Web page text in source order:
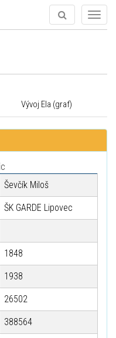
Vývoj Ela (graf)
Ševčík Miloš
ŠK GARDE Lipovec
1848
1938
26502
388564